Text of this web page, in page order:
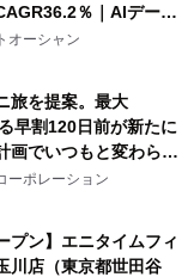
％｜AIデータ
光通信需要が成長を加
オーシャン
旅を提案。最大
早割120日前が新たに
画でいつもと変わらぬ
ー夕日ヶ浦温泉「佳松
ー
ーポレーション
プン】エニタイムフィ
川店（東京都世田谷